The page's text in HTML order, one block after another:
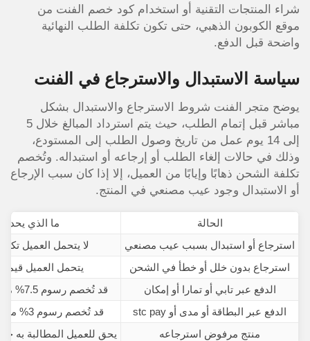
شراء المنتجات التقنية أو استخدام كود خصم الفنت من
موقع الكوبون الذهبي، حتى تكون تكلفة الطلب النهائية
واضحة قبل الدفع.
سياسة الاستبدال والاسترجاع في الفنت
يوضح متجر الفنت شروط الاسترجاع والاستبدال بشكل
مباشر قبل إتمام الطلب، حيث يتم استرداد المبالغ خلال 5
إلى 14 يوم عمل من تاريخ وصول الطلب إلى المستودع،
وذلك في حالات إلغاء الطلب أو إرجاعه أو استبداله. وتُخصم
تكلفة الشحن ذهابًا وإيابًا من العميل، إلا إذا كان سبب الإرجاع
أو الاستبدال وجود عيب مصنعي في المنتج.
الحالة
ما الذي
استرجاع أو استبدال بسبب عيب مصنعي
لا يتحمل العميل
استرجاع بدون خلل أو خطأ في الشحن
يتحمل العميل
الدفع عبر تابي أو تمارا أو إمكان
قد تُخصم رسوم 7.5% من قيمة الطلب
الدفع عبر البطاقة أو مدى أو stc pay
قد تُخصم رسوم 3% من قيمة الطلب
منتج مرفوض استرجاعه
يحق للعميل المطالبة به خلال 30 يومًا